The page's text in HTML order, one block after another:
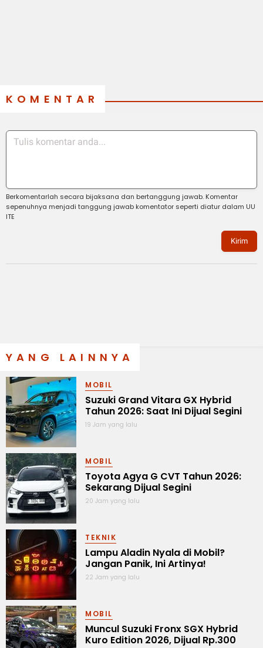
KOMENTAR
Berkomentarlah secara bijaksana dan bertanggung jawab. Komentar
sepenuhnya menjadi tanggung jawab komentator seperti diatur dalam UU
ITE
Kirim
YANG LAINNYA
MOBIL
Suzuki Grand Vitara GX Hybrid
Tahun 2026: Saat Ini Dijual Segini
19 Jam yang lalu
MOBIL
Toyota Agya G CVT Tahun 2026:
Sekarang Dijual Segini
20 Jam yang lalu
TEKNIK
Lampu Aladin Nyala di Mobil?
Jangan Panik, Ini Artinya!
22 Jam yang lalu
MOBIL
Muncul Suzuki Fronx SGX Hybrid
Kuro Edition 2026, Dijual Rp.300